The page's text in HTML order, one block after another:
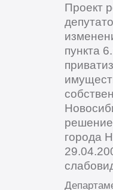
Проект
пункта
города